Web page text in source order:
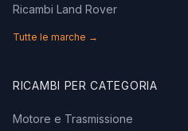
Ricambi Land Rover
Tutte le marche →
RICAMBI PER CATEGORIA
Motore e Trasmissione